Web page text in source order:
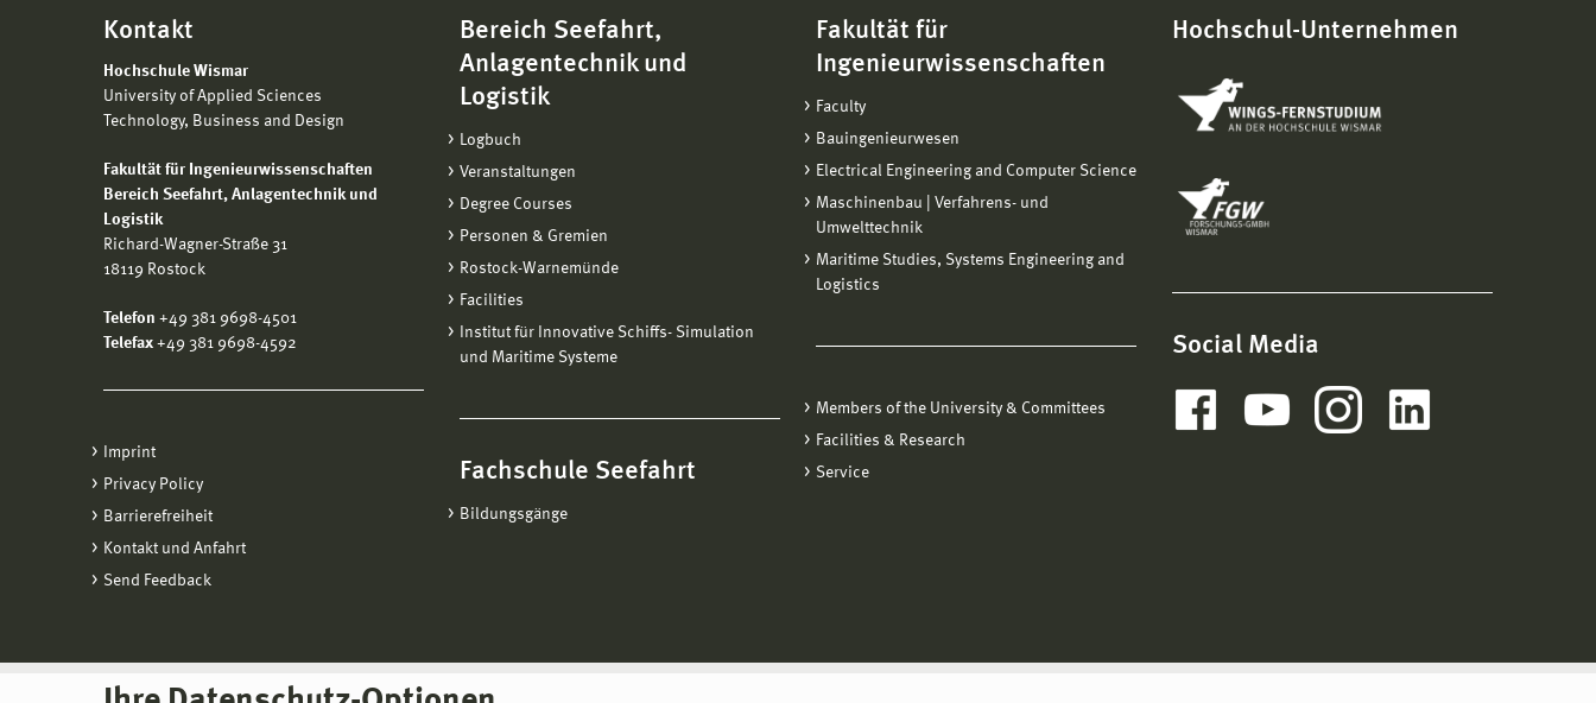
Kontakt
Hochschule Wismar
University of Applied Sciences
Technology, Business and Design
Fakultät für Ingenieurwissenschaften
Bereich Seefahrt, Anlagentechnik und
Logistik
Richard-Wagner-Straße 31
18119 Rostock
Telefon +49 381 9698-4501
Telefax +49 381 9698-4592
Imprint
Privacy Policy
Barrierefreiheit
Kontakt und Anfahrt
Send Feedback
Bereich Seefahrt,
Anlagentechnik und
Logistik
Logbuch
Veranstaltungen
Degree Courses
Personen & Gremien
Rostock-Warnemünde
Facilities
Institut für Innovative Schiffs- Simulation
und Maritime Systeme
Fachschule Seefahrt
Bildungsgänge
Fakultät für
Ingenieurwissenschaften
Faculty
Bauingenieurwesen
Electrical Engineering and Computer Science
Maschinenbau | Verfahrens- und
Umwelttechnik
Maritime Studies, Systems Engineering and
Logistics
Members of the University & Committees
Facilities & Research
Service
Hochschul-Unternehmen
Social Media